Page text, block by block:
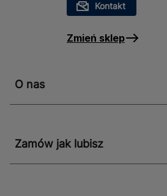
Kontakt
Zmień sklep
O nas
Zamów jak lubisz